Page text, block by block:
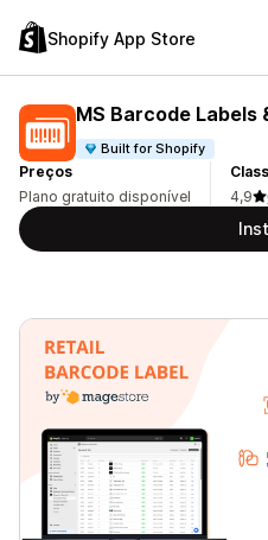
Shopify App Store
MS Barcode Labels
Built for Shopify
Preços
Plano gratuito disponível
4,9